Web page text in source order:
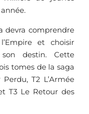
devra comprendre
et choisir
destin. Cette
tomes de la saga
T2 L’Armée
T3 Le Retour des